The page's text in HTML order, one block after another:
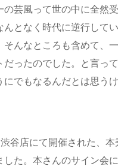
の芸風って世の中に全然
んとなく時代に逆行して
そんなところも含めて、
だったのでした。と言って
でもなるんだとは思うけ
谷店にて開催された、本
した。本さんのサイン会